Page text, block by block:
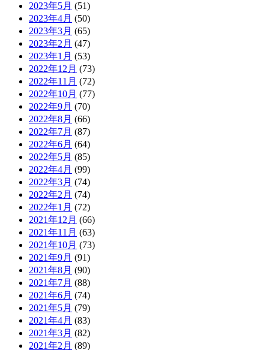
2023年5月 (51)
2023年4月 (50)
2023年3月 (65)
2023年2月 (47)
2023年1月 (53)
2022年12月 (73)
2022年11月 (72)
2022年10月 (77)
2022年9月 (70)
2022年8月 (66)
2022年7月 (87)
2022年6月 (64)
2022年5月 (85)
2022年4月 (99)
2022年3月 (74)
2022年2月 (74)
2022年1月 (72)
2021年12月 (66)
2021年11月 (63)
2021年10月 (73)
2021年9月 (91)
2021年8月 (90)
2021年7月 (88)
2021年6月 (74)
2021年5月 (79)
2021年4月 (83)
2021年3月 (82)
2021年2月 (89)